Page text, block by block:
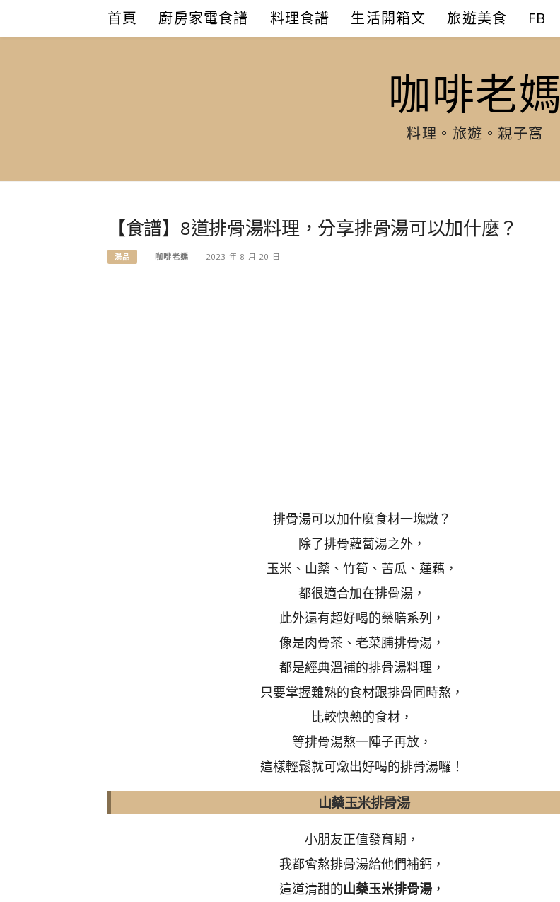
content
首頁 廚房家電食譜 料理食譜 生活開箱文 旅遊美食 FB
咖啡老媽
料理。旅遊。親子窩
【食譜】8道排骨湯料理，分享排骨湯可以加什麼？
湯品 咖啡老媽 2023 年 8 月 20 日
排骨湯可以加什麼食材一塊燉？
除了排骨蘿蔔湯之外，
玉米、山藥、竹筍、苦瓜、蓮藕，
都很適合加在排骨湯，
此外還有超好喝的藥膳系列，
像是肉骨茶、老菜脯排骨湯，
都是經典溫補的排骨湯料理，
只要掌握難熟的食材跟排骨同時熬，
比較快熟的食材，
等排骨湯熬一陣子再放，
這樣輕鬆就可燉出好喝的排骨湯囉！
山藥玉米排骨湯
小朋友正值發育期，
我都會熬排骨湯給他們補鈣，
這道清甜的山藥玉米排骨湯 ，